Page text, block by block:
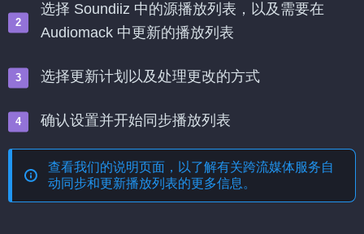
选择 Soundiiz 中的源播放列表，以及需要在
Audiomack 中更新的播放列表
选择更新计划以及处理更改的方式
确认设置并开始同步播放列表
查看我们的说明页面，以了解有关跨流媒体服务自
动同步和更新播放列表的更多信息。